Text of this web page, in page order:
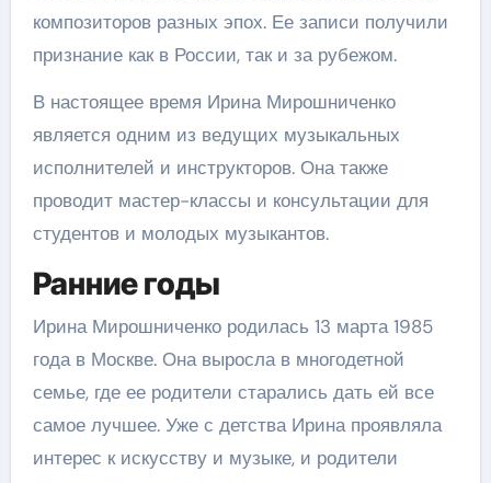
композиторов разных эпох. Ее записи получили
признание как в России, так и за рубежом.
В настоящее время Ирина Мирошниченко
является одним из ведущих музыкальных
исполнителей и инструкторов. Она также
проводит мастер-классы и консультации для
студентов и молодых музыкантов.
Ранние годы
Ирина Мирошниченко родилась 13 марта 1985
года в Москве. Она выросла в многодетной
семье, где ее родители старались дать ей все
самое лучшее. Уже с детства Ирина проявляла
интерес к искусству и музыке, и родители